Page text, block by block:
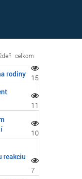
celkom
rodiny
15
11
10
reakciu
7